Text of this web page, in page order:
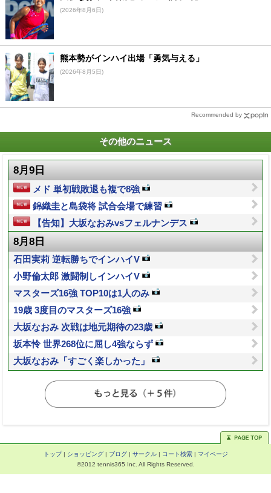
(2026年8月6日)
熊本勢がインハイ出場「勇気与える」
(2026年8月5日)
Recommended by
その他のニュース
8月9日
メド 単初戦敗退も複で8強
錦織圭と島袋将 試合会場で練習
【告知】大坂なおみvsフェルナンデス
8月8日
石田実莉 逆転勝ちでインハイV
小野倫太郎 激闘制しインハイV
マスターズ16強 TOP10は1人のみ
19歳 3度目のマスターズ16強
大坂なおみ 次戦は地元期待の23歳
坂本怜 世界268位に屈し4強ならず
大坂なおみ「すごく楽しかった」
トップ| ショッピング| ブログ| サークル| コート検索| マイページ
©2012 tennis365 Inc. All Rights Reserved.